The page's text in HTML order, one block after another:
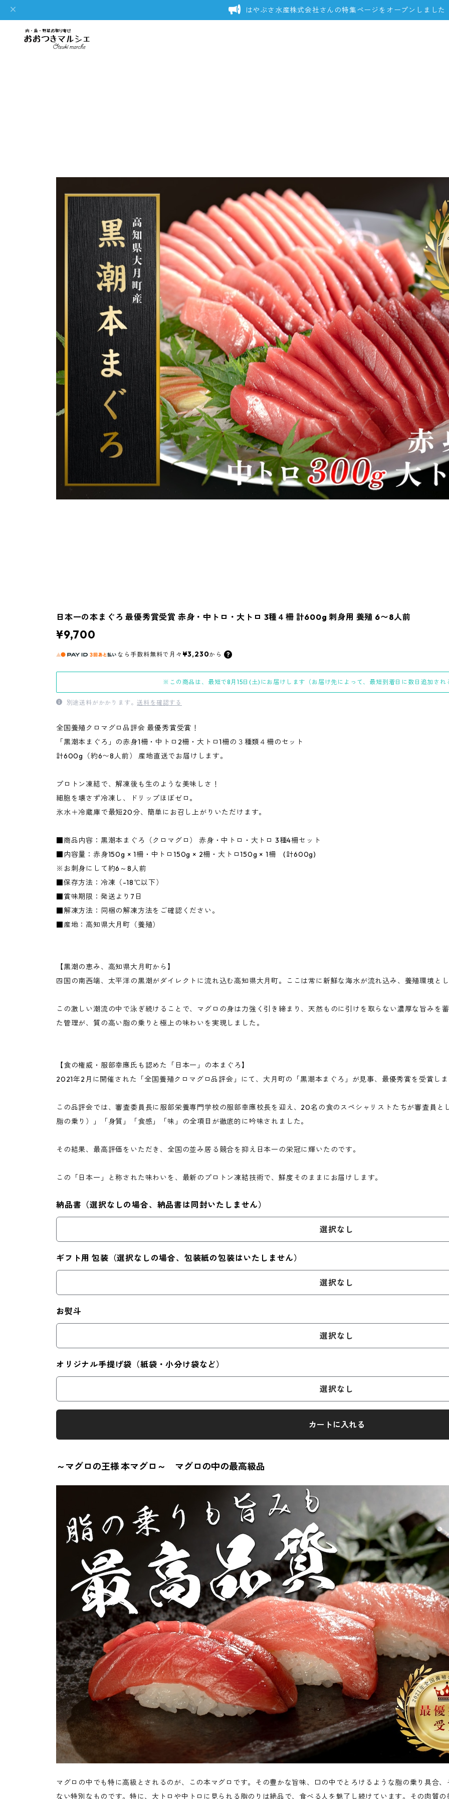
はやぶさ水産株式会社さんの特集ページをオープンしました
日本一の本まぐろ 最優秀賞受賞 赤身・中トロ・大トロ 3種４柵 計600g 刺身用 養殖 6〜8人前
¥9,700
なら 手数料無料で 月々 ¥3,230から
※この商品は、最短で8月15日(土)にお届けします（お届け先によって、最短到着日に数日追加され
別途送料がかかります。送料を確認する
全国養殖クロマグロ品評会 最優秀賞受賞！
「黒潮本まぐろ」の赤身1柵・中トロ2柵・大トロ1柵の３種類４柵のセット
計600g（約6〜8人前） 産地直送でお届けします。
プロトン凍結で、解凍後も生のような美味しさ！
細胞を壊さず冷凍し、ドリップほぼゼロ。
氷水＋冷蔵庫で最短20分、簡単にお召し上がりいただけます。
■商品内容：黒潮本まぐろ（クロマグロ） 赤身・中トロ・大トロ 3種4柵セット
■内容量：赤身150g × 1柵・中トロ150g × 2柵・大トロ150g × 1柵 (計600g)
※お刺身にして約6～8人前
■保存方法：冷凍（-18℃以下）
■賞味期限：発送より7日
■解凍方法：同梱の解凍方法をご確認ください。
■産地：高知県大月町（養殖）
【黒潮の恵み、高知県大月町から】
四国の南西端、太平洋の黒潮がダイレクトに流れ込む高知県大月町。ここは常に新鮮な海水が流れ込み、養殖環境と
この激しい潮流の中で泳ぎ続けることで、マグロの身は力強く引き締まり、天然ものに引けを取らない濃厚な旨みを
た管理が、質の高い脂の乗りと極上の味わいを実現しました。
【食の権威・服部幸應氏も認めた「日本一」の本まぐろ】
2021年2月に開催された「全国養殖クロマグロ品評会」にて、大月町の「黒潮本まぐろ」が見事、最優秀賞を受賞しま
この品評会では、審査委員長に服部栄養専門学校の服部幸應校長を迎え、20名の食のスペシャリストたちが審査員と
脂の乗り）」「身質」「食感」「味」の全項目が徹底的に吟味されました。
その結果、最高評価をいただき、全国の並み居る競合を抑え日本一の栄冠に輝いたのです。
この「日本一」と称された味わいを、最新のプロトン凍結技術で、鮮度そのままにお届けします。
納品書（選択なしの場合、納品書は同封いたしません）
選択なし
ギフト用 包装（選択なしの場合、包装紙の包装はいたしません）
選択なし
お熨斗
選択なし
オリジナル手提げ袋（紙袋・小分け袋など）
選択なし
カートに入れる
～マグロの王様 本マグロ～ マグロの中の最高級品
マグロの中でも特に高級とされるのが、この本マグロです。その豊かな旨味、口の中でとろけるような脂の乗り具合
ない特別なものです。特に、大トロや中トロに見られる脂のりは絶品で、食べる人を魅了し続けています。その肉質